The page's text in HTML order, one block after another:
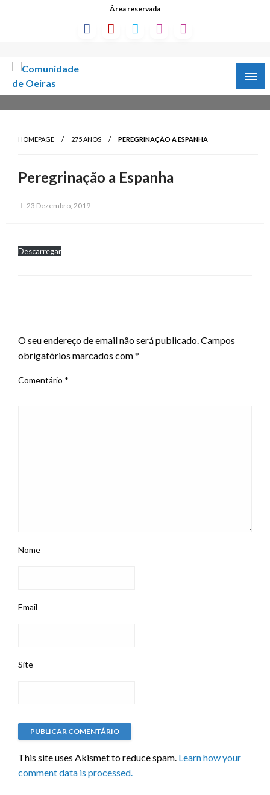
Área reservada
HOMEPAGE 275 ANOS PEREGRINAÇÃO A ESPANHA
Peregrinação a Espanha
23 Dezembro, 2019
Descarregar
O seu endereço de email não será publicado.Campos
obrigatórios marcados com*
Comentário *
Nome
Email
Site
This site uses Akismet to reduce spam. Learn how your
comment data is processed.